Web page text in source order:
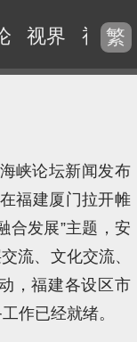
视界 视频
繁
峡论坛新闻发布
福建厦门拉开帷
合发展”主题，安
流、文化交流、
，福建各设区市
作已经就绪。